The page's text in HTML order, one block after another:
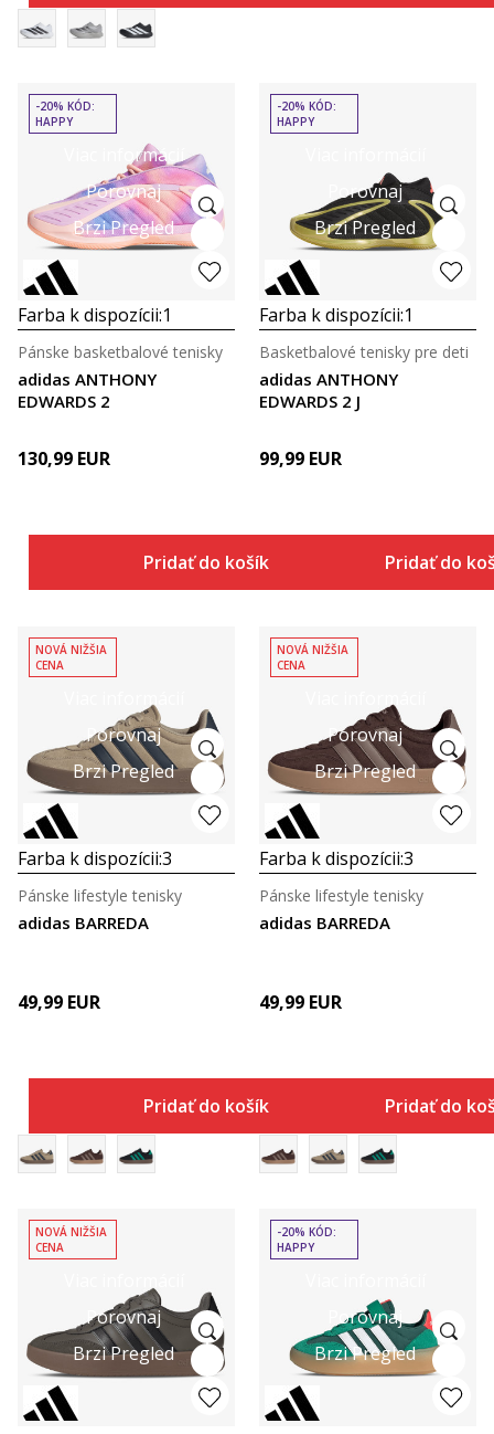
Viac informácií
Porovnaj
Brzi Pregled
-20% KÓD:
HAPPY
Farba k dispozícii:1
adidas ANTHONY
EDWARDS 2
Pánske basketbalové tenisky
130,99 EUR
Pridať do košíka
Porovnaj
Brzi Pregled
-20% KÓD:
HAPPY
Farba k dispozícii:1
adidas ANTHONY
EDWARDS 2 J
Basketbalové tenisky pre deti
99,99 EUR
Pridať do
Viac informácií
Porovnaj
Brzi Pregled
NOVÁ NIŽŠIA
CENA
Farba k dispozícii:3
adidas BARREDA
Pánske lifestyle tenisky
49,99 EUR
Pridať do košíka
Viac informácií
Porovnaj
Brzi Pregled
NOVÁ NIŽŠIA
CENA
Farba k dispozícii:3
adidas BARREDA
Pánske lifestyle tenisky
49,99 EUR
Pridať do
Porovnaj
Brzi Pregled
NOVÁ NIŽŠIA
CENA
Porovnaj
Brzi Pregled
-20% KÓD:
HAPPY